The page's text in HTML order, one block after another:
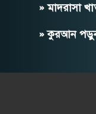
» মাদরাসা
» কুরআন